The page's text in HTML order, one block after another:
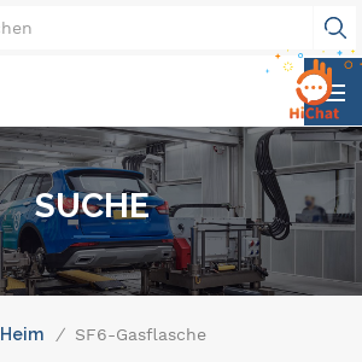
SUCHE
Heim / SF6-Gasflasche